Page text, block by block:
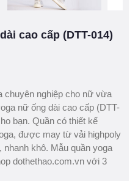
cao cấp (DTT-014)
chuyên nghiệp cho nữ vừa
nữ ống dài cao cấp (DTT-
bạn. Quần có thiết kế
được may từ vải highpoly
nhanh khô. Mẫu quần yoga
dothethao.com.vn với 3